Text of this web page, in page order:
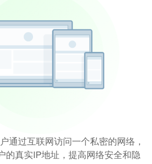
通过互联网访问一个私密的网络，
的真实IP地址，提高网络安全和隐